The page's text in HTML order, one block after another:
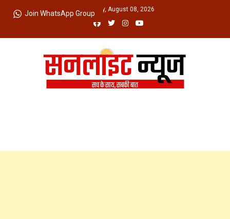
Saturday, August 08, 2026
Join WhatsApp Group